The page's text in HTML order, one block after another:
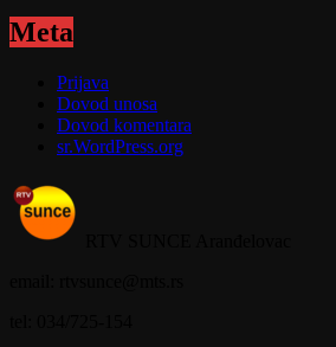
Meta
Prijava
Dovod unosa
Dovod komentara
sr.WordPress.org